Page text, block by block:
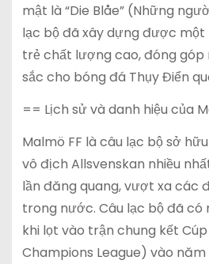
mật là “Die Blåe” (Những
lạc bộ đã xây dựng được
trẻ chất lượng cao, đóng góp
sắc cho bóng đá Thụy Điển
== Lịch sử và danh hiệu của
Malmö FF là câu lạc bộ sở
vô địch Allsvenskan nhiều
lần đăng quang, vượt xa các
trong nước. Câu lạc bộ đã có
khi lọt vào trận chung kết Cúp
Champions League) vào